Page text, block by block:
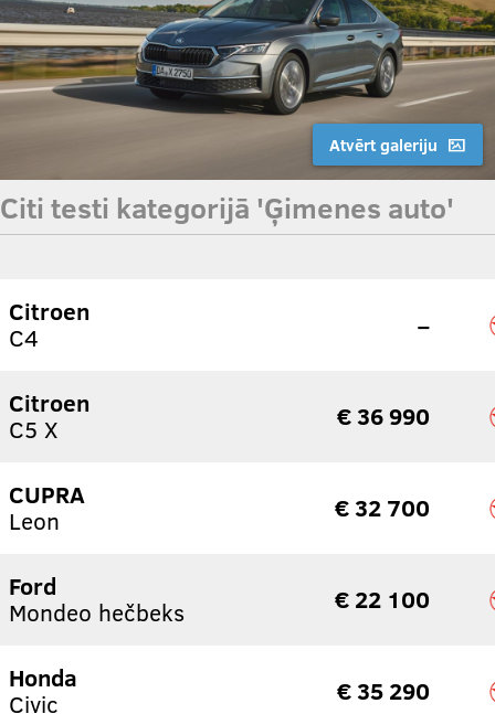
Atvērt galeriju
Citi testi kategorijā 'Ģimenes auto'
Citroen
C4
–
Citroen
C5 X
€ 36 990
CUPRA
Leon
€ 32 700
Ford
Mondeo hečbeks
€ 22 100
Honda
Civic
€ 35 290